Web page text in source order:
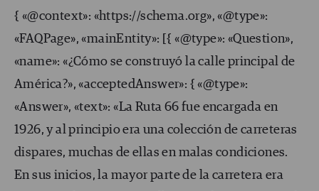
{ «@context»: «https://schema.org», «@type»:
«FAQPage», «mainEntity»: [{ «@type»: «Question»,
«name»: «¿Cómo se construyó la calle principal de
América?», «acceptedAnswer»: { «@type»:
«Answer», «text»: «La Ruta 66 fue encargada en
1926, y al principio era una colección de carreteras
dispares, muchas de ellas en malas condiciones.
En sus inicios, la mayor parte de la carretera era